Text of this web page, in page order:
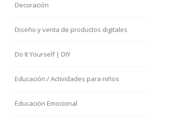
Decoración
Diseño y venta de productos digitales
Do It Yourself | DIY
Educación / Actividades para niños
Educación Emocional